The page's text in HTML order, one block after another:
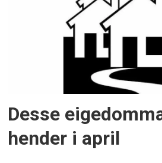
Desse
hender i april